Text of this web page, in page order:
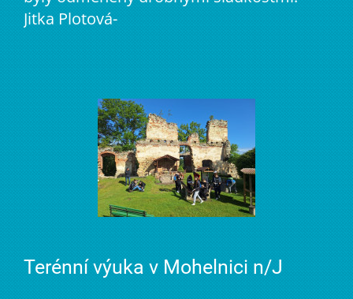
Jitka Plotová-
Terénní výuka v Mohelnici n/J